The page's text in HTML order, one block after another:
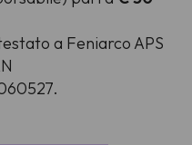
a Feniarco APS